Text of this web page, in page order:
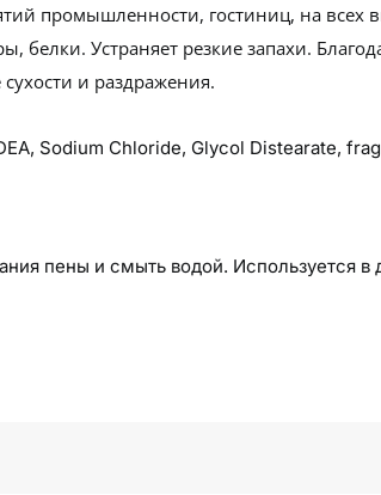
промышленности, гостиниц, на всех
Устраняет резкие запахи.
и раздражения.
Sodium Chloride, Glycol Distearate,
пены и смыть водой. Используется в